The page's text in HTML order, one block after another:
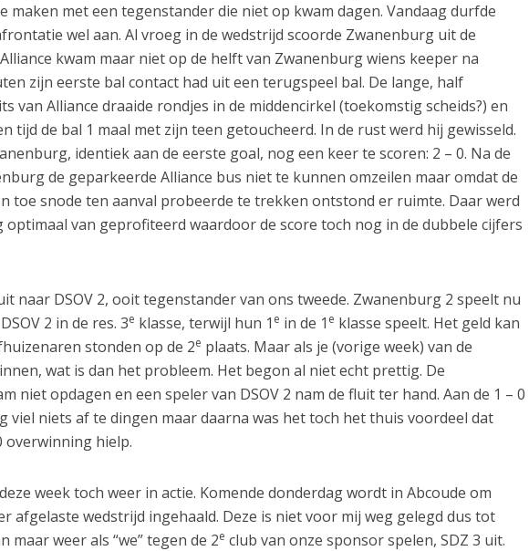
maken met een tegenstander die niet op kwam dagen. Vandaag durfde
wel aan. Al vroeg in de wedstrijd scoorde Zwanenburg uit de
kwam maar niet op de helft van Zwanenburg wiens keeper na
zijn eerste bal contact had uit een terugspeel bal. De lange, half
van Alliance draaide rondjes in de middencirkel (toekomstig scheids?) en
tijd de bal 1 maal met zijn teen getoucheerd. In de rust werd hij gewisseld.
identiek aan de eerste goal, nog een keer te scoren: 2 – 0. Na de
de geparkeerde Alliance bus niet te kunnen omzeilen maar omdat de
toe snode ten aanval probeerde te trekken ontstond er ruimte. Daar werd
van geprofiteerd waardoor de score toch nog in de dubbele cijfers
naar DSOV 2, ooit tegenstander van ons tweede. Zwanenburg 2 speelt nu
2 in de res. 3e klasse, terwijl hun 1 e in de 1 e klasse speelt. Het geld kan
stonden op de 2e plaats. Maar als je (vorige week) van de
wat is dan het probleem. Het begon al niet echt prettig. De
niet opdagen en een speler van DSOV 2 nam de fluit ter hand. Aan de 1 – 0
viel niets af te dingen maar daarna was het toch het thuis voordeel dat
overwinning hielp.
week toch weer in actie. Komende donderdag wordt in Abcoude om
afgelaste wedstrijd ingehaald. Deze is niet voor mij weg gelegd dus tot
maar weer als “we” tegen de 2e club van onze sponsor spelen, SDZ 3 uit.